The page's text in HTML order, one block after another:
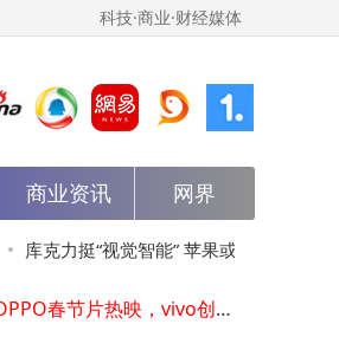
科技·商业·财经媒体
商业资讯 网界
库克力挺“视觉智能” 苹果或将其拓展至
ds与智能眼镜新领域
2025年12月我国网民达11.25亿 互联网蓬勃发展成果惠及广泛群体
信息流广告跳转微信小程序：掌握加粉归因，让广告投放精准高效